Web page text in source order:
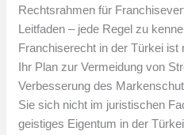
Rechtsrahmen für
Leitfaden – jede Regel zu
Franchiserecht in der Türkei
Ihr Plan zur Vermeidung von
Verbesserung des
Sie sich nicht im juristischen
geistiges Eigentum in der